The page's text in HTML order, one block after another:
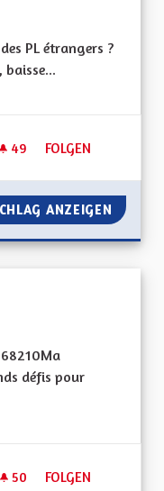
PL étrangers ?
49 49 FOLLOWER
FOLGEN
AUTOROUTE A35
ANZEIGEN
défis pour
50 50 FOLLOWER
FOLGEN